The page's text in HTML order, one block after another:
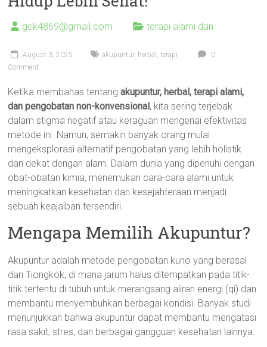
gek4869@gmail.com terapi alami dan
August 3, 2025 akupuntur, herbal ,terapi
0
Comment
Ketika membahas tentangakupuntur, herbal, terapi alami,
dan pengobatan non-konvensional, kita sering terjebak
dalam stigma negatif atau keraguan mengenai efektivitas
metode ini. Namun, semakin banyak orang mulai
mengeksplorasi alternatif pengobatan yang lebih holistik
dan dekat dengan alam. Dalam dunia yang dipenuhi dengan
obat-obatan kimia, menemukan cara-cara alami untuk
meningkatkan kesehatan dan kesejahteraan menjadi
sebuah keajaiban tersendiri.
Mengapa Memilih Akupuntur?
Akupuntur adalah metode pengobatan kuno yang berasal
dari Tiongkok, di mana jarum halus ditempatkan pada titik-
titik tertentu di tubuh untuk merangsang aliran energi (qi) dan
membantu menyembuhkan berbagai kondisi. Banyak studi
menunjukkan bahwa akupuntur dapat membantu mengatasi
rasa sakit, stres, dan berbagai gangguan kesehatan lainnya.